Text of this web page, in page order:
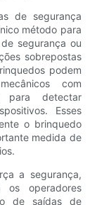
de segurança
método para
segurança ou
sobrepostas
podem
com
para detectar
Esses
o brinquedo
medida de
a segurança,
os operadores
de saídas de